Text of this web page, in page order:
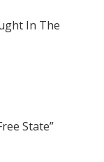
In The
State”